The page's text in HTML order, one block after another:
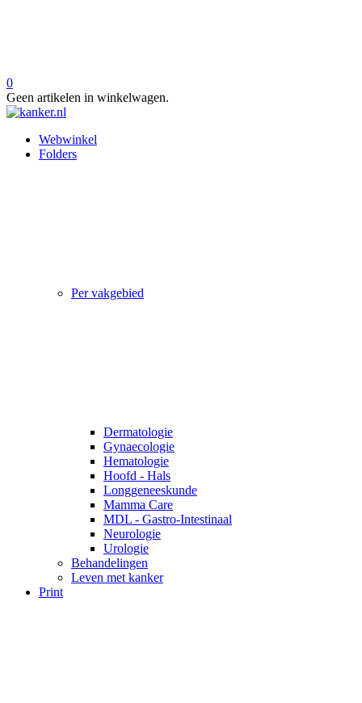
0
Geen artikelen in winkelwagen.
Webwinkel
Folders
Per vakgebied
Dermatologie
Gynaecologie
Hematologie
Hoofd - Hals
Longgeneeskunde
Mamma Care
MDL - Gastro-Intestinaal
Neurologie
Urologie
Behandelingen
Leven met kanker
Print